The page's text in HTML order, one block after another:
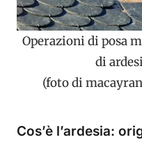
Operazioni di posa
di
(foto di
Cos’è l’ardesia: